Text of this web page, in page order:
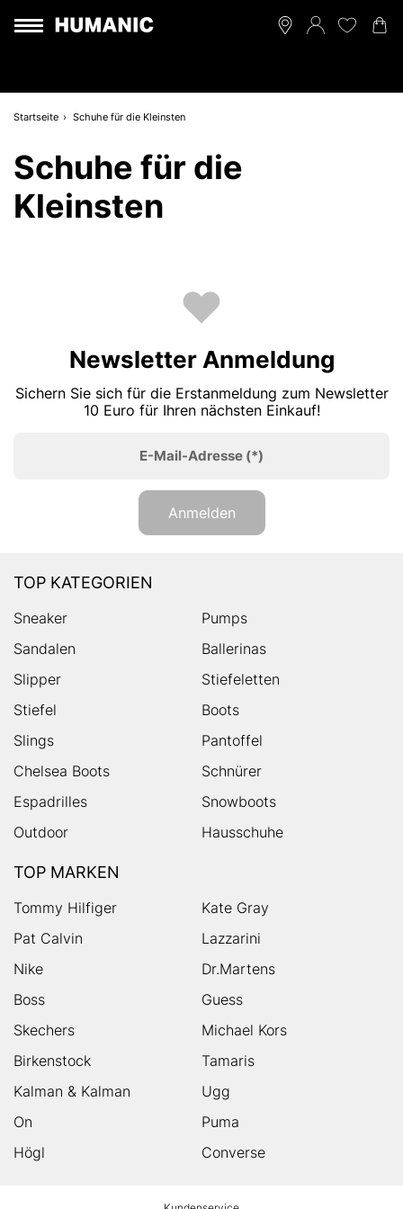
Startseite Schuhe für die Kleinsten
Schuhe für die
Kleinsten
Newsletter Anmeldung
Sichern Sie sich für die Erstanmeldung zum Newsletter
10 Euro für Ihren nächsten Einkauf!
E-Mail-Adresse (*)
Anmelden
TOP KATEGORIEN
Sneaker
Pumps
Sandalen
Ballerinas
Slipper
Stiefeletten
Stiefel
Boots
Slings
Pantoffel
Chelsea Boots
Schnürer
Espadrilles
Snowboots
Outdoor
Hausschuhe
TOP MARKEN
Tommy Hilfiger
Kate Gray
Pat Calvin
Lazzarini
Nike
Dr.Martens
Boss
Guess
Skechers
Michael Kors
Birkenstock
Tamaris
Kalman & Kalman
Ugg
On
Puma
Högl
Converse